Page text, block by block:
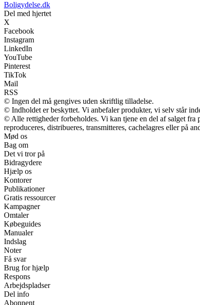
Boligydelse.dk
Del med hjertet
X
Facebook
Instagram
LinkedIn
YouTube
Pinterest
TikTok
Mail
RSS
© Ingen del må gengives uden skriftlig tilladelse.
© Indholdet er beskyttet. Vi anbefaler produkter, vi selv står
© Alle rettigheder forbeholdes. Vi kan tjene en del af salget fra
reproduceres, distribueres, transmitteres, cachelagres eller på
Mød os
Bag om
Det vi tror på
Bidragydere
Hjælp os
Kontorer
Publikationer
Gratis ressourcer
Kampagner
Omtaler
Købeguides
Manualer
Indslag
Noter
Få svar
Brug for hjælp
Respons
Arbejdspladser
Del info
Abonnent